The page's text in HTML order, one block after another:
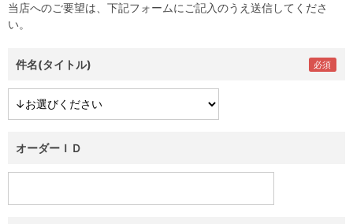
当店へのご要望は、下記フォームにご記入のうえ送信してくださ
い。
件名(タイトル)
オーダーＩＤ